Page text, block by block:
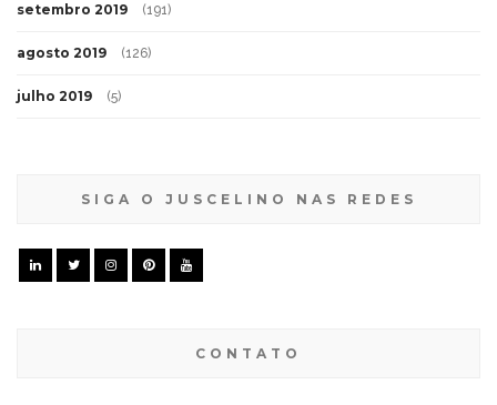
setembro 2019 (191)
agosto 2019 (126)
julho 2019 (5)
SIGA O JUSCELINO NAS REDES
CONTATO